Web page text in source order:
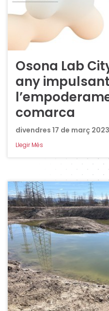
Osona Lab
any impulsant
comarca
divendres 17 de març 2023
Llegir Més